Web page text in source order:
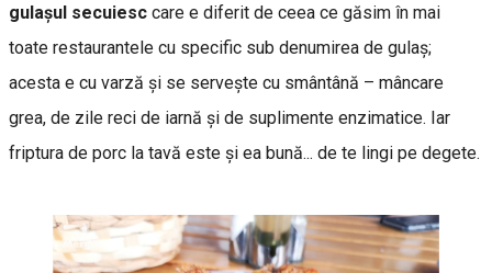
gulașul secuiesc care e diferit de ceea ce găsim în mai
toate restaurantele cu specific sub denumirea de gulaș;
acesta e cu varză și se servește cu smântână – mâncare
grea, de zile reci de iarnă și de suplimente enzimatice. Iar
friptura de porc la tavă este şi ea bună... de te lingi pe degete.